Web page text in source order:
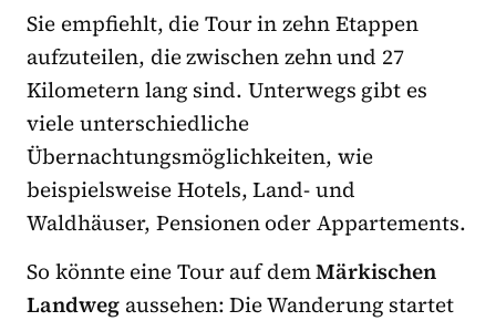
Sie empfiehlt, die Tour in zehn Etappen
aufzuteilen, die zwischen zehn und 27
Kilometern lang sind. Unterwegs gibt es
viele unterschiedliche
Übernachtungsmöglichkeiten, wie
beispielsweise Hotels, Land- und
Waldhäuser, Pensionen oder Appartements.
So könnte eine Tour auf demMärkischen
Landweg aussehen: Die Wanderung startet